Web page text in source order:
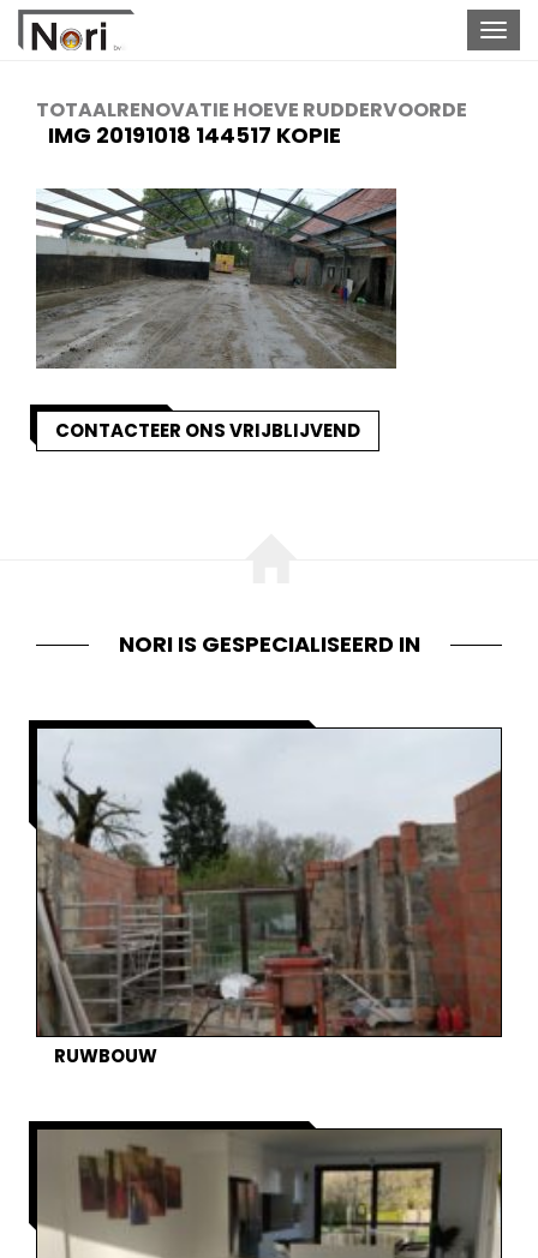
TOTAALRENOVATIE HOEVE RUDDERVOORDE
IMG 20191018 144517 KOPIE
CONTACTEER ONS VRIJBLIJVEND
NORI IS GESPECIALISEERD IN
RUWBOUW